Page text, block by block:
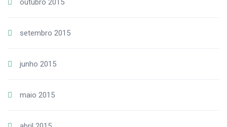
outubro 2015
setembro 2015
junho 2015
maio 2015